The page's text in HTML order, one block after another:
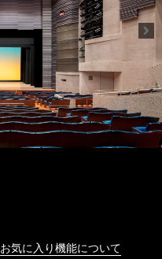
お気に入り機能について